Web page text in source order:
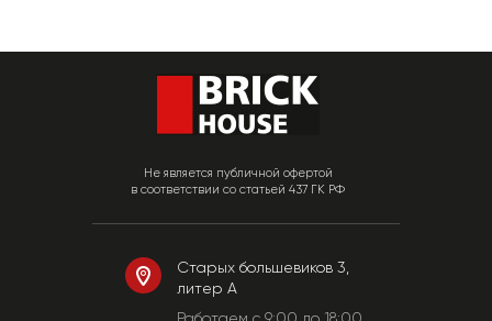
Не является публичной офертой
в соответствии со статьей 437 ГК РФ
Старых большевиков 3,
литер А